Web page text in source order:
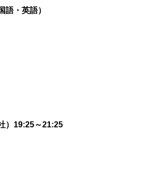
語・英語）
）19:25～21:25
業